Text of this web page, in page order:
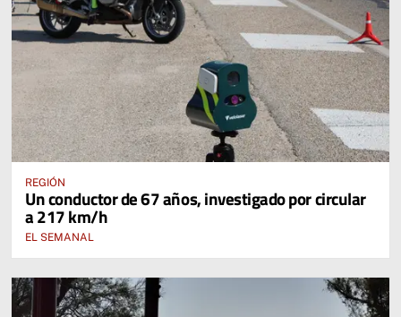
REGIÓN
Un conductor de 67 años, investigado por circular
a 217 km/h
EL SEMANAL